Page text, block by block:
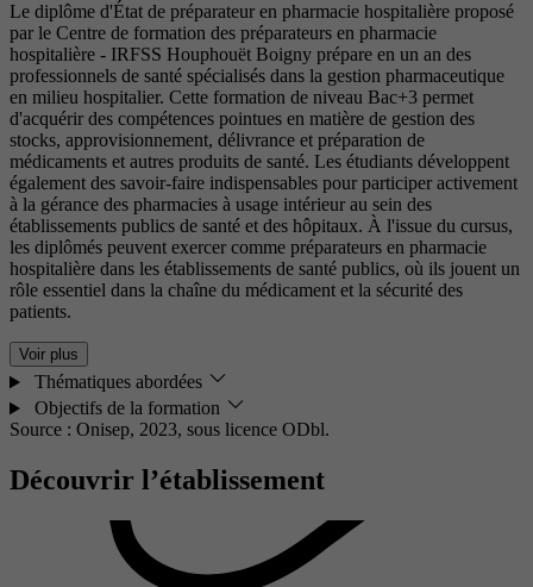
Le diplôme d'État de préparateur en pharmacie hospitalière proposé
par le Centre de formation des préparateurs en pharmacie
hospitalière - IRFSS Houphouët Boigny prépare en un an des
professionnels de santé spécialisés dans la gestion pharmaceutique
en milieu hospitalier. Cette formation de niveau Bac+3 permet
d'acquérir des compétences pointues en matière de gestion des
stocks, approvisionnement, délivrance et préparation de
médicaments et autres produits de santé. Les étudiants développent
également des savoir-faire indispensables pour participer activement
à la gérance des pharmacies à usage intérieur au sein des
établissements publics de santé et des hôpitaux. À l'issue du cursus,
les diplômés peuvent exercer comme préparateurs en pharmacie
hospitalière dans les établissements de santé publics, où ils jouent un
rôle essentiel dans la chaîne du médicament et la sécurité des
patients.
Voir plus
Thématiques abordées
Objectifs de la formation
Source : Onisep, 2023, sous licence ODbl.
Découvrir l’établissement